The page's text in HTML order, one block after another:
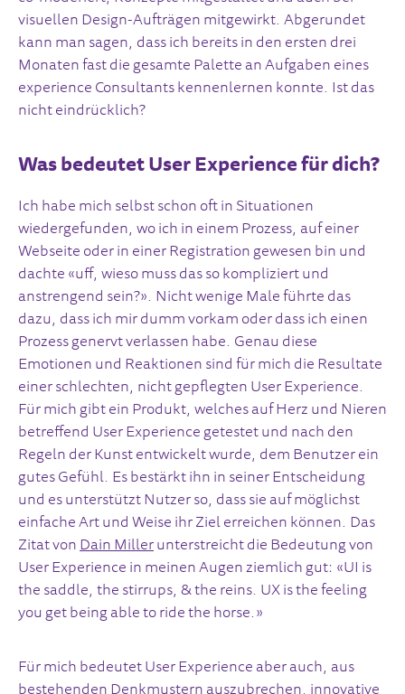
visuellen Design-Aufträgen mitgewirkt. Abgerundet
kann man sagen, dass ich bereits in den ersten drei
Monaten fast die gesamte Palette an Aufgaben eines
experience Consultants kennenlernen konnte. Ist das
nicht eindrücklich?
Was bedeutet User Experience für dich?
Ich habe mich selbst schon oft in Situationen
wiedergefunden, wo ich in einem Prozess, auf einer
Webseite oder in einer Registration gewesen bin und
dachte «uff, wieso muss das so kompliziert und
anstrengend sein?». Nicht wenige Male führte das
dazu, dass ich mir dumm vorkam oder dass ich einen
Prozess genervt verlassen habe. Genau diese
Emotionen und Reaktionen sind für mich die Resultate
einer schlechten, nicht gepflegten User Experience.
Für mich gibt ein Produkt, welches auf Herz und Nieren
betreffend User Experience getestet und nach den
Regeln der Kunst entwickelt wurde, dem Benutzer ein
gutes Gefühl. Es bestärkt ihn in seiner Entscheidung
und es unterstützt Nutzer so, dass sie auf möglichst
einfache Art und Weise ihr Ziel erreichen können. Das
Zitat von Dain Miller unterstreicht die Bedeutung von
User Experience in meinen Augen ziemlich gut: «UI is
the saddle, the stirrups, & the reins. UX is the feeling
you get being able to ride the horse.»
Für mich bedeutet User Experience aber auch, aus
bestehenden Denkmustern auszubrechen, innovative